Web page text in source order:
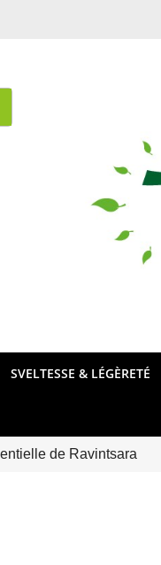
SVELTESSE & LÉGÈRETÉ
de Ravintsara